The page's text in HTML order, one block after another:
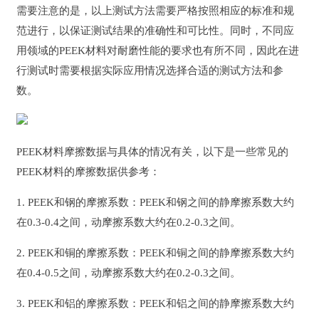
需要注意的是，以上测试方法需要严格按照相应的标准和规
范进行，以保证测试结果的准确性和可比性。同时，不同应
用领域的PEEK材料对耐磨性能的要求也有所不同，因此在进
行测试时需要根据实际应用情况选择合适的测试方法和参
数。
PEEK材料摩擦数据与具体的情况有关，以下是一些常见的
PEEK材料的摩擦数据供参考：
1. PEEK和钢的摩擦系数：PEEK和钢之间的静摩擦系数大约
在0.3-0.4之间，动摩擦系数大约在0.2-0.3之间。
2. PEEK和铜的摩擦系数：PEEK和铜之间的静摩擦系数大约
在0.4-0.5之间，动摩擦系数大约在0.2-0.3之间。
3. PEEK和铝的摩擦系数：PEEK和铝之间的静摩擦系数大约